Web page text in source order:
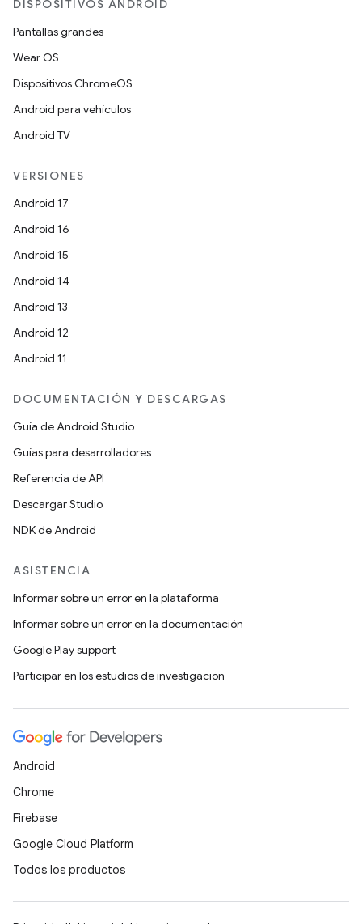
DISPOSITIVOS ANDROID
Pantallas grandes
Wear OS
Dispositivos ChromeOS
Android para vehículos
Android TV
VERSIONES
Android 17
Android 16
Android 15
Android 14
Android 13
Android 12
Android 11
DOCUMENTACIÓN Y DESCARGAS
Guía de Android Studio
Guías para desarrolladores
Referencia de API
Descargar Studio
NDK de Android
ASISTENCIA
Informar sobre un error en la plataforma
Informar sobre un error en la documentación
Google Play support
Participar en los estudios de investigación
Android
Chrome
Firebase
Google Cloud Platform
Todos los productos